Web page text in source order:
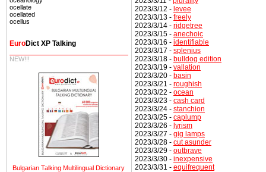
ocellate
ocellated
ocellus
EuroDict XP Talking
NEW!!!
Bulgarian Talking Multilingual Dictionary
2023/3/12 - levee
2023/3/13 - freely
2023/3/14 - ridgetree
2023/3/15 - anechoic
2023/3/16 - identifiable
2023/3/17 - splenius
2023/3/18 - bulldog edition
2023/3/19 - vallation
2023/3/20 - basin
2023/3/21 - roughish
2023/3/22 - ocean
2023/3/23 - cash card
2023/3/24 - stanchion
2023/3/25 - caplump
2023/3/26 - lyrism
2023/3/27 - gig lamps
2023/3/28 - cut asunder
2023/3/29 - outbrave
2023/3/30 - inexpensive
2023/3/31 - equifrequent